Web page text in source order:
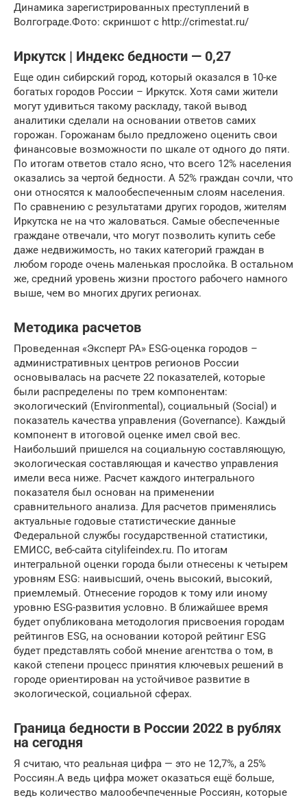
Динамика зарегистрированных преступлений в
Волгограде.Фото: скриншот с http://crimestat.ru/
Иркутск | Индекс бедности — 0,27
Еще один сибирский город, который оказался в 10-ке
богатых городов России – Иркутск. Хотя сами жители
могут удивиться такому раскладу, такой вывод
аналитики сделали на основании ответов самих
горожан. Горожанам было предложено оценить свои
финансовые возможности по шкале от одного до пяти.
По итогам ответов стало ясно, что всего 12% населения
оказались за чертой бедности. А 52% граждан сочли, что
они относятся к малообеспеченным слоям населения.
По сравнению с результатами других городов, жителям
Иркутска не на что жаловаться. Самые обеспеченные
граждане отвечали, что могут позволить купить себе
даже недвижимость, но таких категорий граждан в
любом городе очень маленькая прослойка. В остальном
же, средний уровень жизни простого рабочего намного
выше, чем во многих других регионах.
Методика расчетов
Проведенная «Эксперт РА» ESG-оценка городов –
административных центров регионов России
основывалась на расчете 22 показателей, которые
были распределены по трем компонентам:
экологический (Environmental), социальный (Social) и
показатель качества управления (Governance). Каждый
компонент в итоговой оценке имел свой вес.
Наибольший пришелся на социальную составляющую,
экологическая составляющая и качество управления
имели веса ниже. Расчет каждого интегрального
показателя был основан на применении
сравнительного анализа. Для расчетов применялись
актуальные годовые статистические данные
Федеральной службы государственной статистики,
ЕМИСС, веб-сайта citylifeindex.ru. По итогам
интегральной оценки города были отнесены к четырем
уровням ESG: наивысший, очень высокий, высокий,
приемлемый. Отнесение городов к тому или иному
уровню ESG-развития условно. В ближайшее время
будет опубликована методология присвоения городам
рейтингов ESG, на основании которой рейтинг ESG
будет представлять собой мнение агентства о том, в
какой степени процесс принятия ключевых решений в
городе ориентирован на устойчивое развитие в
экологической, социальной сферах.
Граница бедности в России 2022 в рублях
на сегодня
Я считаю, что реальная цифра — это не 12,7%, а 25%
Россиян.А ведь цифра может оказаться ещё больше,
ведь количество малообечпеченные Россиян, которые